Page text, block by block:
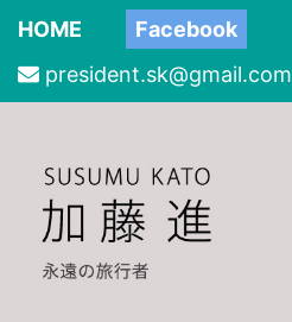
HOME
Facebook
president.sk@gmail.com